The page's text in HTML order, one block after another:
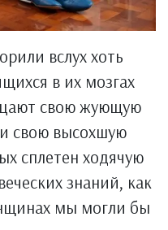
вслух хоть
в их мозгах
свою жующую
свою высохшую
сплетен ходячую
знаний, как
мы могли бы